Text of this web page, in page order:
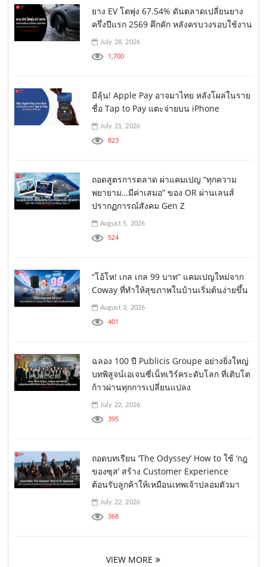
ยาง EV โตพุ่ง 67.54% ดันตลาดเปลี่ยนยาง
ครึ่งปีแรก 2569 คึกคัก หลังครบวงรอบใช้งาน
July 28, 2026
1,700
มีลุ้น! Apple Pay อาจมาไทย หลังโผล่ในราย
ชื่อ Tap to Pay แตะจ่ายบน iPhone
July 21, 2026
823
ถอดสูตรการตลาด ผ่าแคมเปญ “ทุกความ
พยายาม…มีค่าเสมอ” ของ OR ผ่านเลนส์
ปรากฏการณ์สังคม Gen Z
August 5, 2026
524
“โอ้โห! เกล เกล 99 บาท” แคมเปญใหม่จาก
Coway ที่ทำให้สุขภาพในบ้านเริ่มต้นง่ายขึ้น
August 3, 2026
401
ฉลอง 100 ปี Publicis Groupe อย่างยิ่งใหญ่
บทพิสูจน์เอเจนซี่เน็ทเวิร์คระดับโลก ที่เติบโต
ก้าวผ่านทุกการเปลี่ยนแปลง
July 22, 2026
395
ถอดบทเรียน ‘The Odyssey’ How to ใช้ ‘กฎ
ของซุส’ สร้าง Customer Experience
ต้อนรับลูกค้าให้เหมือนเทพเจ้าปลอมตัวมา
July 22, 2026
368
VIEW MORE